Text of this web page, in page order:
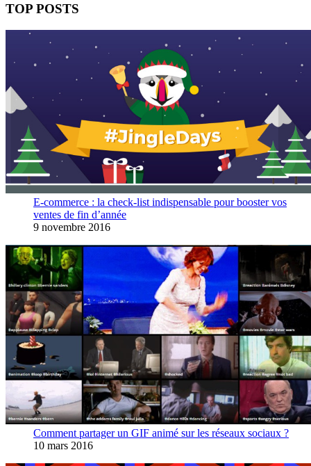
TOP POSTS
E-commerce : la check-list indispensable pour booster vos
ventes de fin d’année
9 novembre 2016
Comment partager un GIF animé sur les réseaux sociaux ?
10 mars 2016